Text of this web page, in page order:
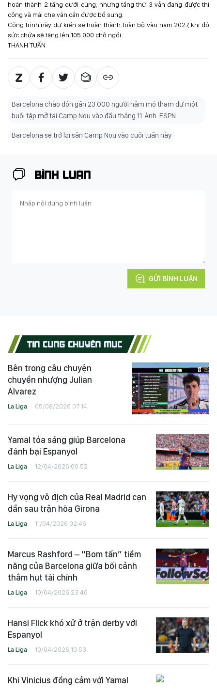
hoàn thành 2 tầng dưới cùng, nhưng tầng thứ 3 vẫn đang được thi
công và mái che vẫn cần được bổ sung.
Công trình này dự kiến ​​sẽ hoàn thành toàn bộ vào năm 2027, khi đó
sức chứa sẽ tăng lên 105.000 chỗ ngồi.
THANH TUẤN
Barcelona chào đón gần 23.000 người hâm mộ tham dự một
buổi tập mở tại Camp Nou vào đầu tháng 11. Ảnh: ESPN
Barcelona sẽ trở lại sân Camp Nou vào cuối tuần này
BÌNH LUẬN
GỬI BÌNH LUẬN
TIN CÙNG CHUYÊN MỤC
Bên trong câu chuyện
chuyển nhượng Julian
Alvarez
La Liga 05/08/2026 07:14
Yamal tỏa sáng giúp Barcelona
đánh bại Espanyol
La Liga 12/04/2026 00:52
Hy vọng vô địch của Real Madrid cạn
dần sau trận hòa Girona
La Liga 11/04/2026 02:46
Marcus Rashford – “Bom tấn” tiềm
năng của Barcelona giữa bối cảnh
thâm hụt tài chính
La Liga 10/04/2026 23:46
Hansi Flick khó xử ở trận derby với
Espanyol
La Liga 10/04/2026 10:53
Khi Vinicius đồng cảm với Yamal